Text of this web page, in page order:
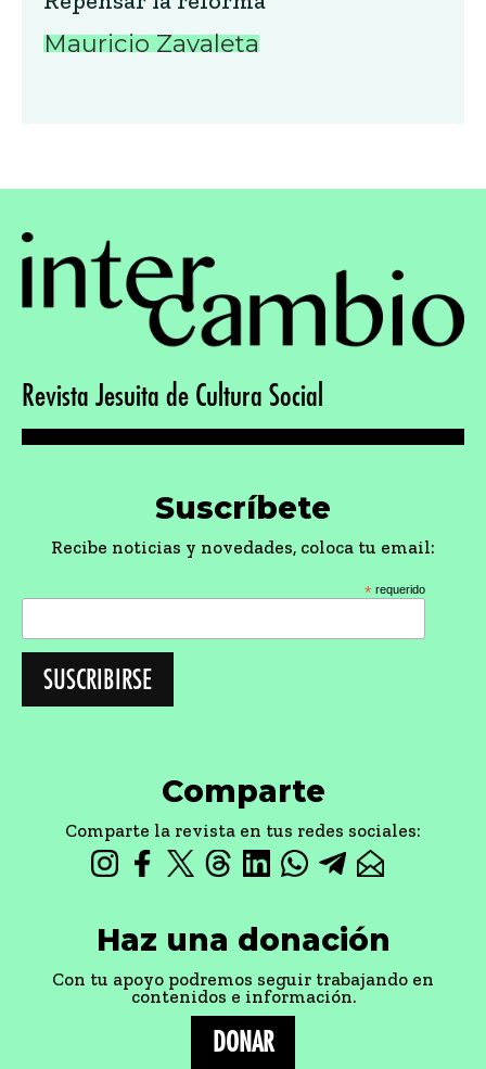
Mauricio Zavaleta
Revista Jesuita de Cultura Social
Suscríbete
Recibe noticias y novedades, coloca tu email:
* requerido
Comparte
Comparte la revista en tus redes sociales:
Haz una donación
Con tu apoyo podremos seguir trabajando en
contenidos e información.
DONAR